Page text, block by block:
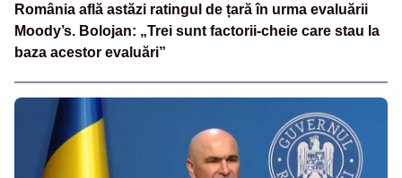
România află astăzi ratingul de țară în urma evaluării
Moody’s. Bolojan: „Trei sunt factorii-cheie care stau la
baza acestor evaluări”